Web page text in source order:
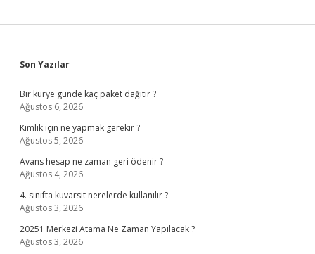
Sidebar
Son Yazılar
Bir kurye günde kaç paket dağıtır ?
Ağustos 6, 2026
Kimlik için ne yapmak gerekir ?
Ağustos 5, 2026
Avans hesap ne zaman geri ödenir ?
Ağustos 4, 2026
4. sınıfta kuvarsit nerelerde kullanılır ?
Ağustos 3, 2026
20251 Merkezi Atama Ne Zaman Yapılacak ?
Ağustos 3, 2026